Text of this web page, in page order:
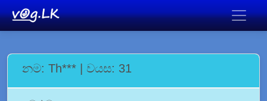
නම: Th*** | වයස: 31